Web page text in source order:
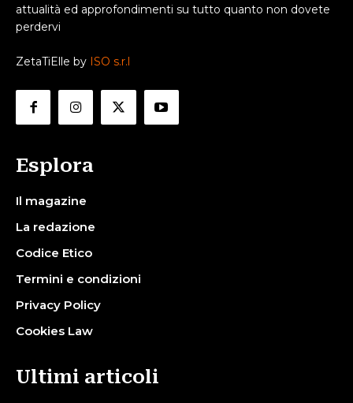
attualità ed approfondimenti su tutto quanto non dovete
perdervi
ZetaTiElle by ISO s.r.l
Esplora
Il magazine
La redazione
Codice Etico
Termini e condizioni
Privacy Policy
Cookies Law
Ultimi articoli